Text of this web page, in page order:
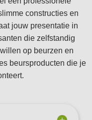
constructies en
jouw presentatie in
die zelfstandig
op beurzen en
beursproducten die je